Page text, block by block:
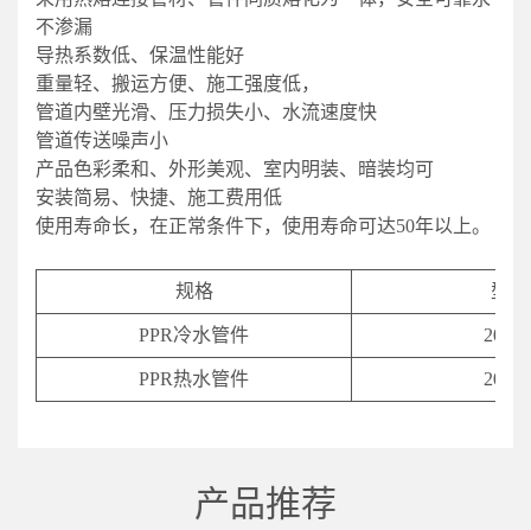
不渗漏
导热系数低、保温性能好
重量轻、搬运方便、施工强度低，
管道内壁光滑、压力损失小、水流速度快
管道传送噪声小
产品色彩柔和、外形美观、室内明装、暗装均可
安装简易、快捷、施工费用低
使用寿命长，在正常条件下，使用寿命可达50年以上。
规格 型号
PPR冷水管件 20-
PPR热水管件 20-
产品推荐